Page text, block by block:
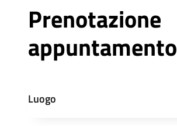
Prenotazione
appuntamento
Luogo